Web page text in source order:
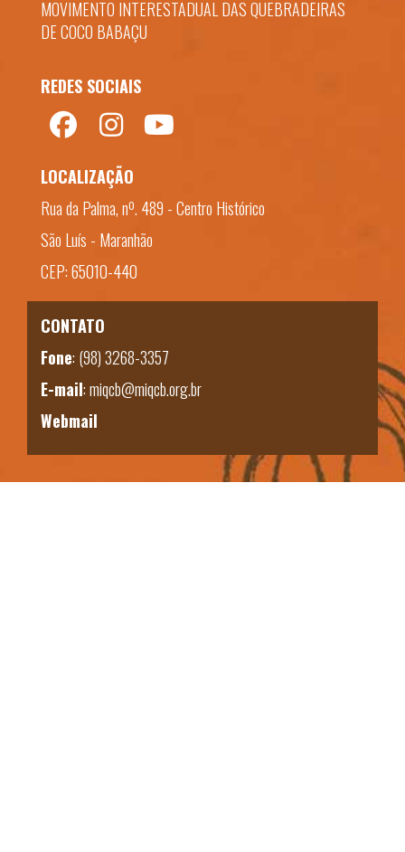
MOVIMENTO INTERESTADUAL DAS QUEBRADEIRAS
DE COCO BABAÇU
REDES SOCIAIS
LOCALIZAÇÃO
Rua da Palma, nº. 489 - Centro Histórico
São Luís - Maranhão
CEP: 65010-440
CONTATO
Fone: (98) 3268-3357
E-mail:miqcb@miqcb.org.br
Webmail